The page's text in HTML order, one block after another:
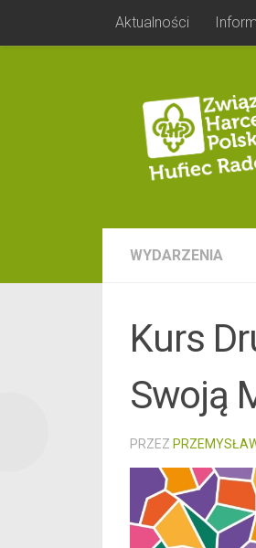
Skip to contentAktualności
WYDARZENIA
Kurs
Swoją
PRZEZ